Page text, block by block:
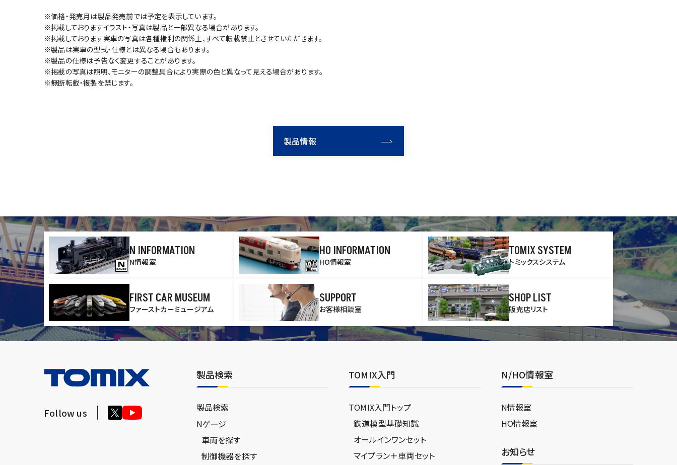
※価格・発売月は製品発売前では予定を表示しています。
※掲載しておりますイラスト・写真は製品と一部異なる場合があります。
※掲載しております実車の写真は各種権利の関係上、すべて転載禁止とさせていただきます。
※製品は実車の型式・仕様とは異なる場合もあります。
※製品の仕様は予告なく変更することがあります。
※掲載の写真は照明、モニターの調整具合により実際の色と異なって見える場合があります。
※無断転載・複製を禁じます。
製品情報
N INFORMATION
N情報室
HO INFORMATION
HO情報室
TOMIX SYSTEM
トミックスシステム
FIRST CAR MUSEUM
ファーストカーミュージアム
SUPPORT
お客様相談室
SHOP LIST
販売店リスト
Follow us
製品検索
製品検索
Nゲージ
車両を探す
制御機器を探す
TOMIX入門
TOMIX入門トップ
鉄道模型基礎知識
オールインワンセット
マイプラン＋車両セット
N/HO情報室
N情報室
HO情報室
お知らせ